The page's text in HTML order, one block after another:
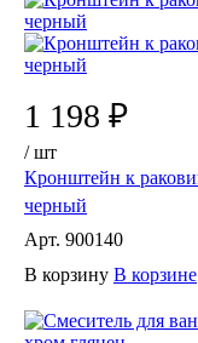
1 198 ₽
/ шт
Кронштейн к
черный
Арт. 900140
В корзину В корзине